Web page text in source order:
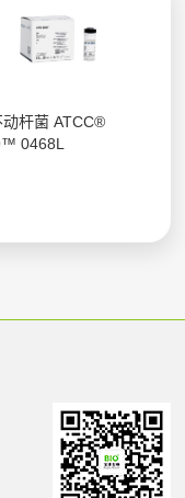
动杆菌 ATCC®
0468L